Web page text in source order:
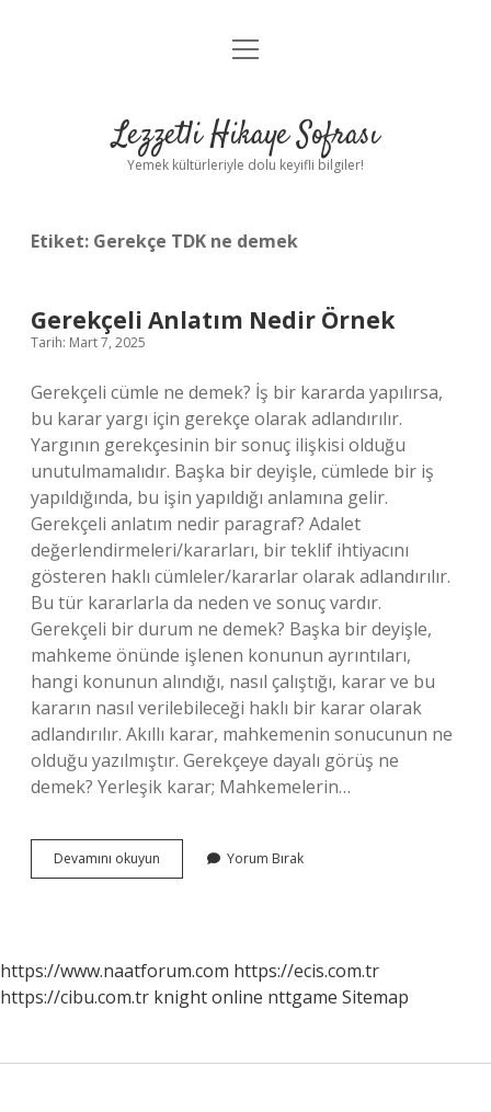
Anasayfa
Yasal Uyarı
menüyü
Lezzetli Hikaye Sofrası
Yemek kültürleriyle dolu keyifli bilgiler!
Etiket: Gerekçe TDK ne demek
Gerekçeli Anlatım Nedir Örnek
Tarih: Mart 7, 2025
Gerekçeli cümle ne demek? İş bir kararda yapılırsa,
bu karar yargı için gerekçe olarak adlandırılır.
Yargının gerekçesinin bir sonuç ilişkisi olduğu
unutulmamalıdır. Başka bir deyişle, cümlede bir iş
yapıldığında, bu işin yapıldığı anlamına gelir.
Gerekçeli anlatım nedir paragraf? Adalet
değerlendirmeleri/kararları, bir teklif ihtiyacını
gösteren haklı cümleler/kararlar olarak adlandırılır.
Bu tür kararlarla da neden ve sonuç vardır.
Gerekçeli bir durum ne demek? Başka bir deyişle,
mahkeme önünde işlenen konunun ayrıntıları,
hangi konunun alındığı, nasıl çalıştığı, karar ve bu
kararın nasıl verilebileceği haklı bir karar olarak
adlandırılır. Akıllı karar, mahkemenin sonucunun ne
olduğu yazılmıştır. Gerekçeye dayalı görüş ne
demek? Yerleşik karar; Mahkemelerin…
Devamını okuyun Gerekçeli
Anlatım
Yorum Bırak
https://www.naatforum.com https://ecis.com.tr
https://cibu.com.tr knight online nttgame Sitemap